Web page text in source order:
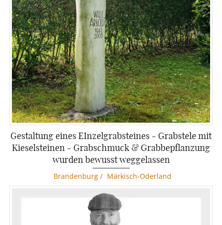
Gestaltung eines EInzelgrabsteines - Grabstele mit
Kieselsteinen - Grabschmuck & Grabbepflanzung
wurden bewusst weggelassen
Brandenburg/ Märkisch-Oderland